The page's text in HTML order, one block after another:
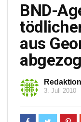
BND-
aus
Redaktion
3. Juli 2010